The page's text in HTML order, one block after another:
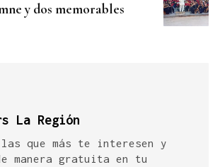
y dos memorables
La Región
que más te interesen y
manera gratuita en tu